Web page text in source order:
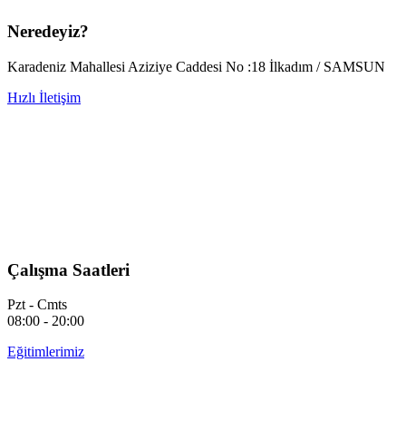
Neredeyiz?
Karadeniz Mahallesi Aziziye Caddesi No :18 İlkadım / SAMSUN
Hızlı İletişim
Çalışma Saatleri
Pzt - Cmts
08:00 - 20:00
Eğitimlerimiz